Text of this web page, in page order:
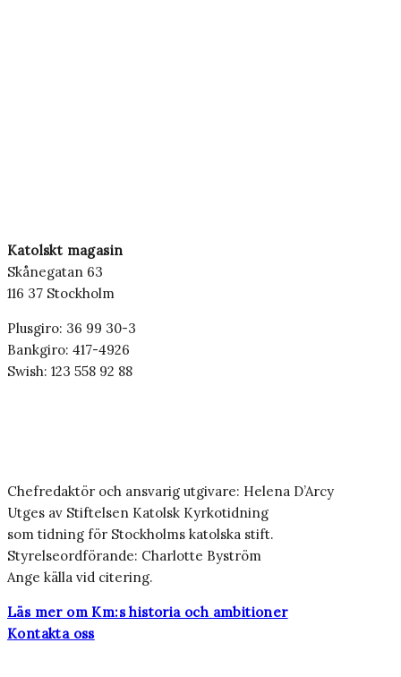
Katolskt magasin
Skånegatan 63
116 37 Stockholm
Plusgiro: 36 99 30-3
Bankgiro: 417-4926
Swish: 123 558 92 88
Chefredaktör och ansvarig utgivare: Helena D’Arcy
Utges av Stiftelsen Katolsk Kyrkotidning
som tidning för Stockholms katolska stift.
Styrelseordförande: Charlotte Byström
Ange källa vid citering.
Läs mer om Km:s historia och ambitioner
Kontakta oss